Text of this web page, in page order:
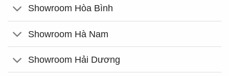
Showroom Hòa Bình
Showroom Hà Nam
Showroom Hải Dương